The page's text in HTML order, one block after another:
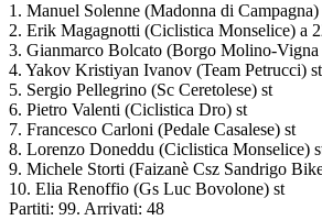
1. Manuel Solenne (Madonna di Campagna)
2. Erik Magagnotti (Ciclistica Monselice) a
3. Gianmarco Bolcato (Borgo Molino-Vigna
4. Yakov Kristiyan Ivanov (Team Petrucci) st
5. Sergio Pellegrino (Sc Ceretolese) st
6. Pietro Valenti (Ciclistica Dro) st
7. Francesco Carloni (Pedale Casalese) st
8. Lorenzo Doneddu (Ciclistica Monselice)
9. Michele Storti (Faizanè Csz Sandrigo
10. Elia Renoffio (Gs Luc Bovolone) st
Partiti: 99. Arrivati: 48